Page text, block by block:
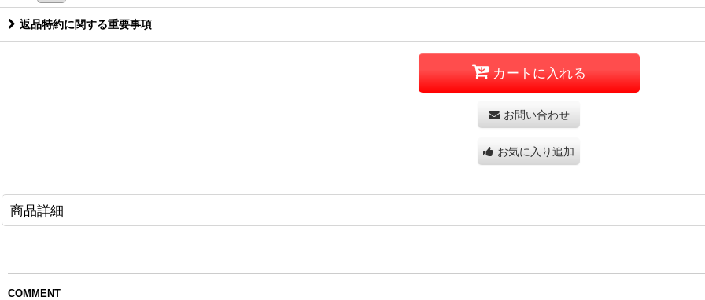
返品特約に関する重要事項
カートに入れる
お問い合わせ
お気に入り追加
商品詳細
COMMENT